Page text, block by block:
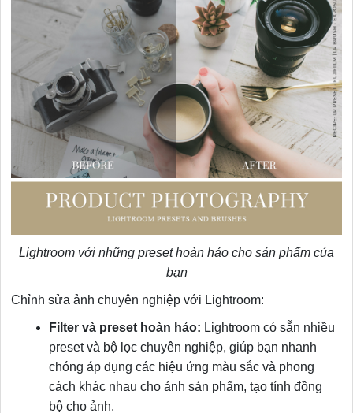
Lightroom với những preset hoàn hảo cho sản phẩm của
bạn
Chỉnh sửa ảnh chuyên nghiệp với Lightroom:
Filter và preset hoàn hảo: Lightroom có sẵn nhiều
preset và bộ lọc chuyên nghiệp, giúp bạn nhanh
chóng áp dụng các hiệu ứng màu sắc và phong
cách khác nhau cho ảnh sản phẩm, tạo tính đồng
bộ cho ảnh.